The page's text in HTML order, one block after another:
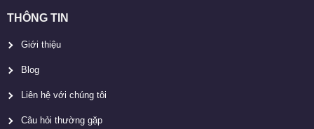
THÔNG TIN
Giới thiệu
Blog
Liên hệ với chúng tôi
Câu hỏi thường gặp